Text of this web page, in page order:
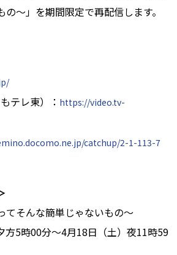
～」を期間限定で再配信します。
テレ東）： https://video.tv-
catchup/2-1-113-7
てそんな簡単じゃないもの～
方5時00分～4月18日（土）夜11時59